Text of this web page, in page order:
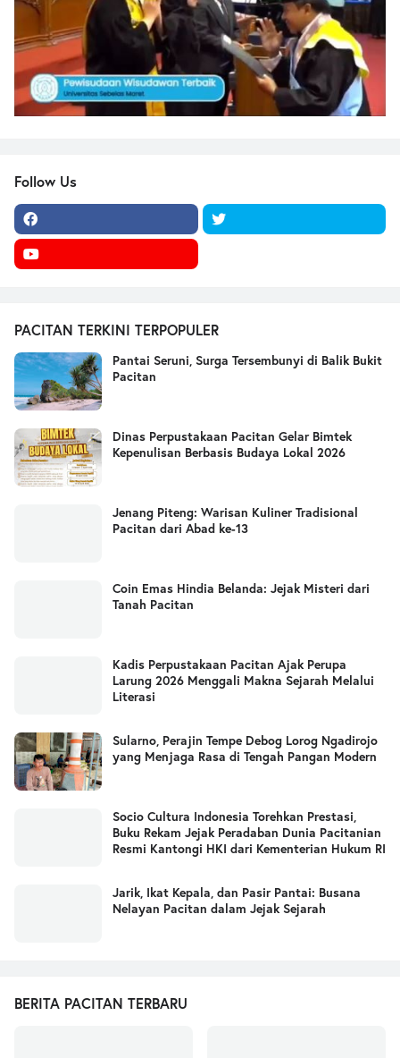
Follow Us
PACITAN TERKINI TERPOPULER
Pantai Seruni, Surga Tersembunyi di Balik Bukit
Pacitan
Dinas Perpustakaan Pacitan Gelar Bimtek
Kepenulisan Berbasis Budaya Lokal 2026
Jenang Piteng: Warisan Kuliner Tradisional
Pacitan dari Abad ke-13
Coin Emas Hindia Belanda: Jejak Misteri dari
Tanah Pacitan
Kadis Perpustakaan Pacitan Ajak Perupa
Larung 2026 Menggali Makna Sejarah Melalui
Literasi
Sularno, Perajin Tempe Debog Lorog Ngadirojo
yang Menjaga Rasa di Tengah Pangan Modern
Socio Cultura Indonesia Torehkan Prestasi,
Buku Rekam Jejak Peradaban Dunia Pacitanian
Resmi Kantongi HKI dari Kementerian Hukum RI
Jarik, Ikat Kepala, dan Pasir Pantai: Busana
Nelayan Pacitan dalam Jejak Sejarah
BERITA PACITAN TERBARU